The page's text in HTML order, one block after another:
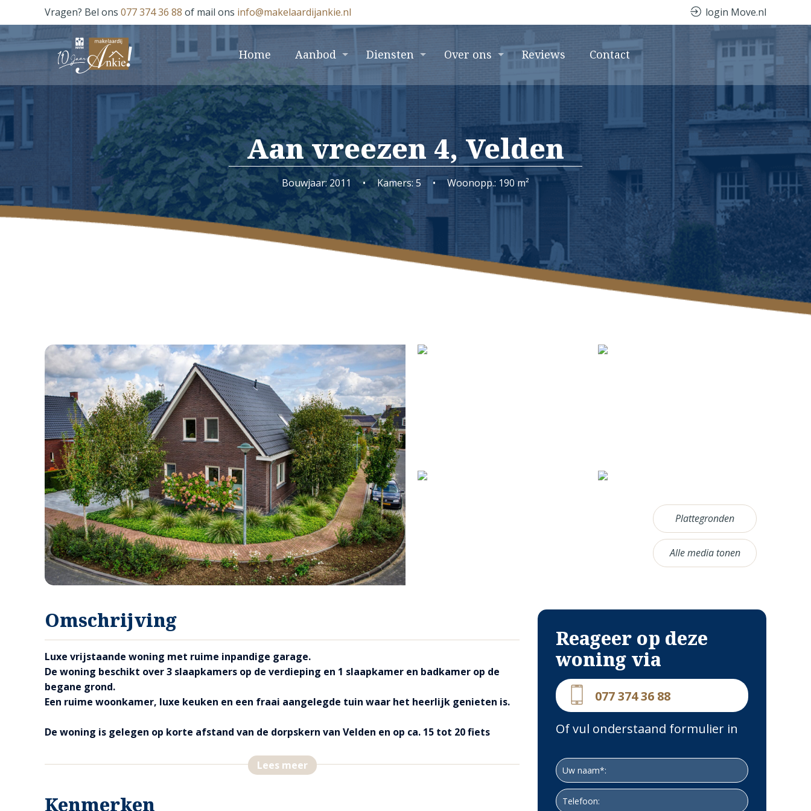
Vragen? Bel ons077 374 36 88 of mail ons info@makelaardijankie.nl login Move.nl
Home Aanbod Diensten Over ons Reviews Contact
Aan vreezen 4, Velden
Bouwjaar: 2011 • Kamers: 5 • Woonopp.: 190 m²
Plattegronden
Alle media tonen
Omschrijving
Luxe vrijstaande woning met ruime inpandige garage.
De woning beschikt over 3 slaapkamers op de verdieping en 1 slaapkamer en badkamer op de
begane grond.
Een ruime woonkamer, luxe keuken en een fraai aangelegde tuin waar het heerlijk genieten is.
De woning is gelegen op korte afstand van de dorpskern van Velden en op ca. 15 tot 20 fiets
Vanuit uw eigen woning stapt u zo een groot natuurgebied in (‘t Zwarte Water), vele wandel- en
fiets routes zijn hier beschikbaar. U bevindt zich op korte afstand van Duitsland.
voordelen.
Lees meer
Kenmerken
Reageer op deze
woning via
077 374 36 88
Of vul onderstaand formulier in